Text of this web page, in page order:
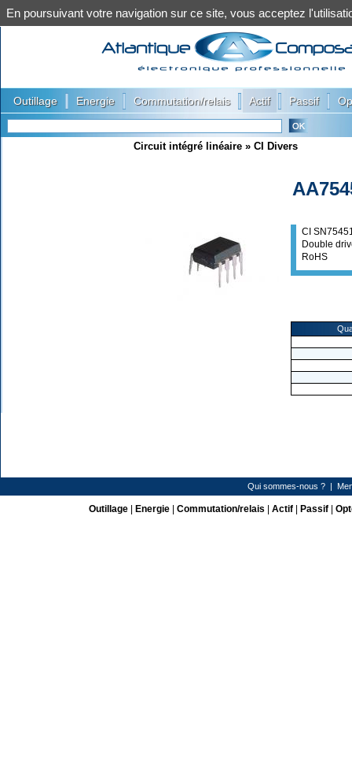
Outillage Energie Commutation/relais Actif Passif
Circuit intégré linéaire » CI Divers
CI
Double
RoHS
Qui sommes-nous ? |
Outillage| Energie| Commutation/relais Actif| Passif|
En poursuivant votre navigation sur ce site, vous acceptez